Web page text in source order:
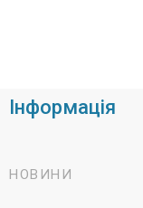
Інформація
НОВИНИ